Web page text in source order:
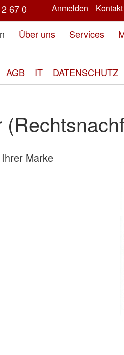
Anmelden Kontakt
67 0
Über uns Services
AGB IT DATENSCHUTZ
Marke